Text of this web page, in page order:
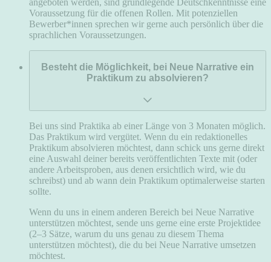
angeboten werden, sind grundlegende Deutschkenntnisse eine
Voraussetzung für die offenen Rollen. Mit potenziellen
Bewerber*innen sprechen wir gerne auch persönlich über die
sprachlichen Voraussetzungen.
Besteht die Möglichkeit, bei Neue Narrative ein
Praktikum zu absolvieren?
Bei uns sind Praktika ab einer Länge von 3 Monaten möglich.
Das Praktikum wird vergütet. Wenn du ein redaktionelles
Praktikum absolvieren möchtest, dann schick uns gerne direkt
eine Auswahl deiner bereits veröffentlichten Texte mit (oder
andere Arbeitsproben, aus denen ersichtlich wird, wie du
schreibst) und ab wann dein Praktikum optimalerweise starten
sollte.
Wenn du uns in einem anderen Bereich bei Neue Narrative
unterstützen möchtest, sende uns gerne eine erste Projektidee
(2–3 Sätze, warum du uns genau zu diesem Thema
unterstützen möchtest), die du bei Neue Narrative umsetzen
möchtest.